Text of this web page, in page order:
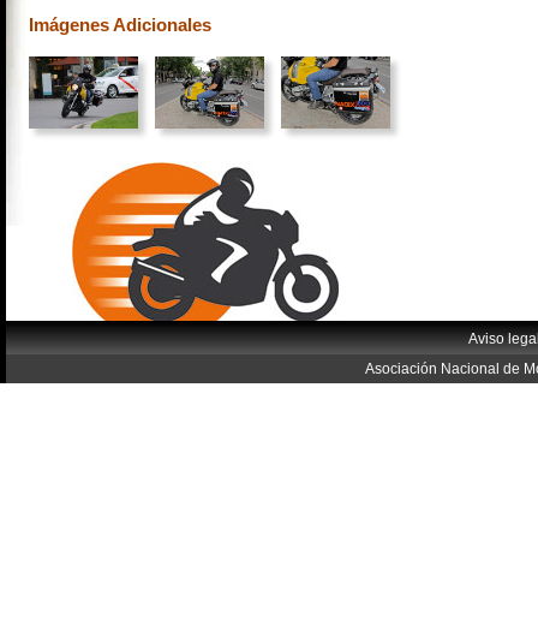
Imágenes Adicionales
Aviso
Asociación Nacional de